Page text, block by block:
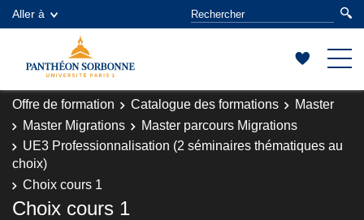
Aller à
Offre de formation Catalogue des formations
Master
Master Migrations
Master parcours Migrations
UE3 Professionnalisation (2 séminaires thématiques au
choix)
Choix cours 1
Choix cours 1